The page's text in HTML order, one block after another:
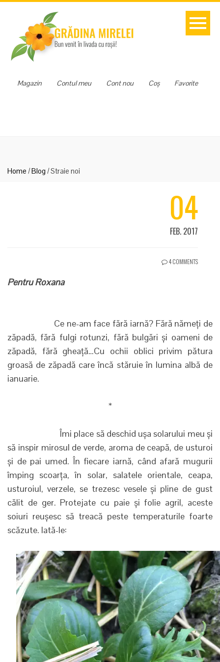
Favorite
Coș
Cont nou
Contul meu
Magazin
Home /Blog /Straie noi
04
FEB. 2017
4 COMMENTS
Pentru Roxana
Ce ne-am face fără iarnă? Fără nămeți de
zăpadă, fără fulgi rotunzi, fără bulgări și oameni de
zăpadă, fără gheață…Cu ochii oblici privim pătura
groasă de zăpadă care încă stăruie în lumina albă de
ianuarie.
*
Îmi place să deschid ușa solarului meu și
să inspir mirosul de verde, aroma de ceapă, de usturoi
și de pai umed. În fiecare iarnă, când afară mugurii
împing scoarța, în solar, salatele orientale, ceapa,
usturoiul, verzele, se trezesc vesele și pline de gust
călit de ger. Protejate cu paie și folie agril, aceste
soiuri reușesc să treacă peste temperaturile foarte
scăzute. Iată-le: